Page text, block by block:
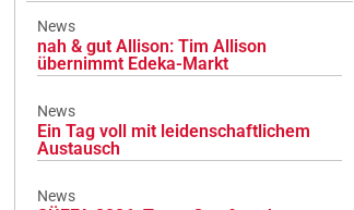
News
nah & gut Allison: Tim Allison
übernimmt Edeka-Markt
News
Ein Tag voll mit leidenschaftlichem
Austausch
News